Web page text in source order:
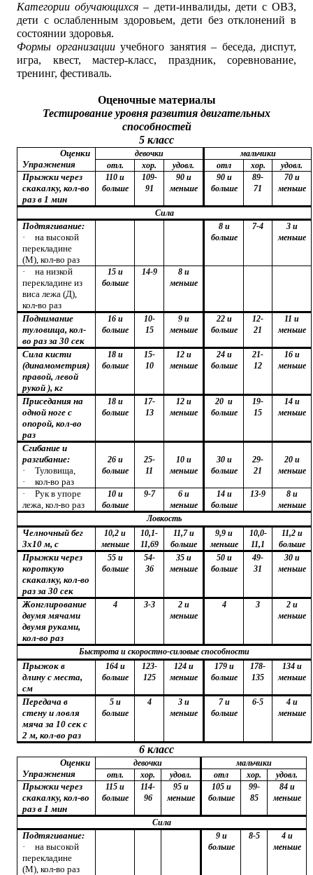
Категории обучающихся – дети-инвалиды, дети с ОВЗ,
дети с ослабленным здоровьем, дети без отклонений в
состоянии здоровья.
Формы организацииучебного занятия – беседа, диспут,
игра, квест, мастер-класс, праздник, соревнование,
тренинг, фестиваль.
Оценочные материалы
Тестирование уровня развития двигательных
способностей
5 класс
Оценки
Упражнения
девочки
мальчики
отл.
хор. удовл. отл хор. удовл.
Прыжки через
скакалку, кол-во
раз в 1 мин
110 и
больше
109-
91
90 и
меньше
90 и
больше
89-
71
70 и
меньше
Сила
Подтягивание:
·
на высокой
перекладине
(М), кол-во раз
8 и
больше
7-4
3 и
меньше
·
на низкой
перекладине из
виса лежа (Д),
кол-во раз
15 и
больше
14-9
8 и
меньше
Поднимание
туловища, кол-
во раз за 30 сек
16 и
больше
10-
15
9 и
меньше
22 и
больше
12-
21
11 и
меньше
Сила кисти
(динамометрия)
правой, левой
рукой ), кг
18 и
больше
15-
10
12 и
меньше
24 и
больше
21-
12
16 и
меньше
Приседания на
одной ноге с
опорой, кол-во
раз
18 и
больше
17-
13
12 и
меньше
20 и
больше
19-
15
14 и
меньше
Сгибание и
разгибание:
·
Туловища,
·
кол-во раз
26 и
больше
25-
11
10 и
меньше
30 и
больше
29-
21
20 и
меньше
·
Рук в упоре
лежа, кол-во раз
10 и
больше
9-7
6 и
меньше
14 и
больше
13-9
8 и
меньше
Ловкость
Челночный бег
3х10 м, с
10,2 и
меньше
10,1-
11,69
11,7 и
больше
9,9 и
меньше
10,0-
11,1
11,2 и
больше
Прыжки через
короткую
скакалку, кол-во
раз за 30 сек
55 и
больше
54-
36
35 и
меньше
50 и
больше
49-
31
30 и
меньше
Жонглирование
двумя мячами
двумя руками,
кол-во раз
4 3-3
2 и
меньше
4 3
2 и
меньше
Быстрота и скоростно-силовые способности
Прыжок в
длину с места,
см
164 и
больше
123-
125
124 и
меньше
179 и
больше
178-
135
134 и
меньше
Передача в
стену и ловля
мяча за 10 сек с
2 м, кол-во раз
5 и
больше
4
3 и
меньше
7 и
больше
6-5
4 и
меньше
6 класс
Оценки
Упражнения
девочки
мальчики
отл.
хор. удовл. отл хор. удовл.
Прыжки через
скакалку, кол-во
раз в 1 мин
115 и
больше
114-
96
95 и
меньше
105 и
больше
99-
85
84 и
меньше
Сила
Подтягивание:
·
на высокой
перекладине
(М), кол-во раз
9 и
больше
8-5
4 и
меньше